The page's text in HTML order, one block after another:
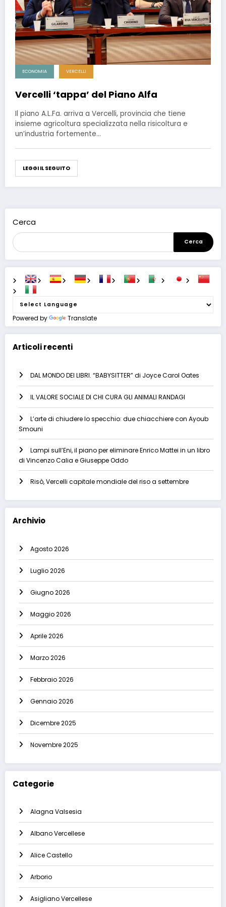
ECONOMIA VERCELLI
Vercelli ‘tappa’ del Piano Alfa
Il piano A.L.Fa. arriva a Vercelli, provincia che tiene
insieme agricoltura specializzata nella risicoltura e
un’industria fortemente…
LEGGI IL SEGUITO
Cerca
Cerca
Powered by Translate
Articoli recenti
DAL MONDO DEI LIBRI. “BABYSITTER” di Joyce Carol Oates
IL VALORE SOCIALE DI CHI CURA GLI ANIMALI RANDAGI
L’arte di chiudere lo specchio: due chiacchiere con Ayoub
Smouni
Lampi sull’Eni, il piano per eliminare Enrico Mattei in un libro
di Vincenzo Calia e Giuseppe Oddo
Risò, Vercelli capitale mondiale del riso a settembre
Archivio
Agosto 2026
Luglio 2026
Giugno 2026
Maggio 2026
Aprile 2026
Marzo 2026
Febbraio 2026
Gennaio 2026
Dicembre 2025
Novembre 2025
Categorie
Alagna Valsesia
Albano Vercellese
Alice Castello
Arborio
Asigliano Vercellese